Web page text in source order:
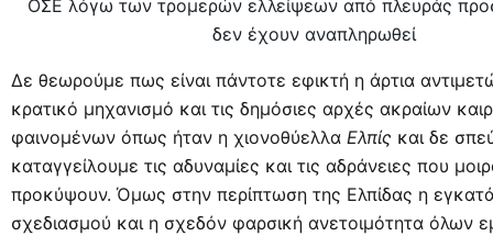
ΟΣΕ λόγω των τρομερών ελλείψεων από πλευράς
δεν έχουν αναπληρωθεί
Δε θεωρούμε πως είναι πάντοτε εφικτή η άρτια
κρατικό μηχανισμό και τις δημόσιες αρχές ακραίων
φαινομένων όπως ήταν η χιονοθύελλα Ελπίς και δε
καταγγείλουμε τις αδυναμίες και τις αδράνειες που
προκύψουν. Όμως στην περίπτωση της Ελπίδας η
σχεδιασμού και η σχεδόν φαρσική ανετοιμότητα όλων